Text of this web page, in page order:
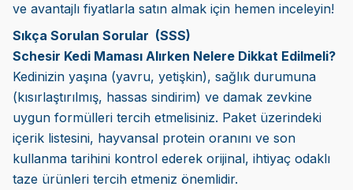
ve avantajlı fiyatlarla satın almak için hemen inceleyin!
Sıkça Sorulan Sorular (SSS)
Schesir Kedi Maması Alırken Nelere Dikkat Edilmeli?
Kedinizin yaşına (yavru, yetişkin), sağlık durumuna
(kısırlaştırılmış, hassas sindirim) ve damak zevkine
uygun formülleri tercih etmelisiniz. Paket üzerindeki
içerik listesini, hayvansal protein oranını ve son
kullanma tarihini kontrol ederek orijinal, ihtiyaç odaklı
taze ürünleri tercih etmeniz önemlidir.